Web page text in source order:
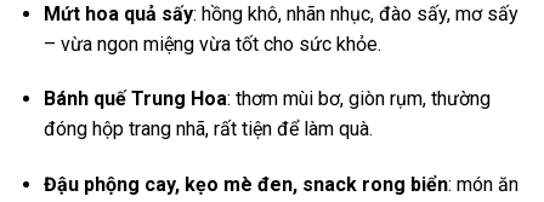
Mứt hoa quả sấy: hồng khô, nhãn nhục, đào sấy, mơ sấy
– vừa ngon miệng vừa tốt cho sức khỏe.
Bánh quế Trung Hoa: thơm mùi bơ, giòn rụm, thường
đóng hộp trang nhã, rất tiện để làm quà.
Đậu phộng cay, kẹo mè đen, snack rong biển: món ăn